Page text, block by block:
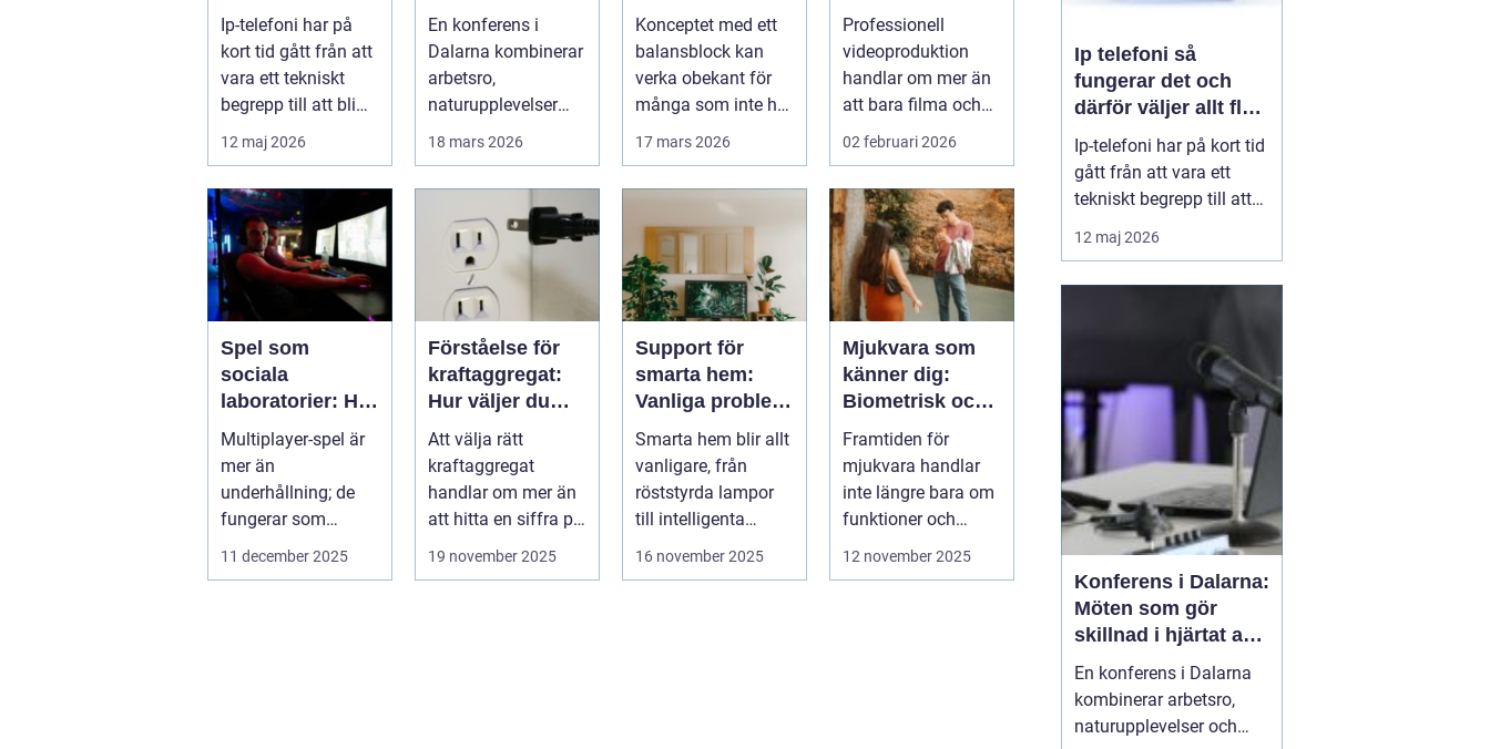
fler företag att
byta
Ip-telefoni har på
kort tid gått från att
vara ett tekniskt
begrepp till att bli
standardlösning
12 maj 2026
i hjärtat av
sverige
En konferens i
Dalarna kombinerar
arbetsro,
naturupplevelser
18 mars 2026
komponent i
industrin
Konceptet med ett
balansblock kan
verka obekant för
många som inte har
17 mars 2026
företag
Professionell
videoproduktion
handlar om mer än
att bara filma och
visa rörliga bilder.
02 februari 2026
Spel som
sociala
laboratorier: Hur
multiplayer-spel
speglar
mänskligt
beteende
Multiplayer-spel är
mer än
underhållning; de
fungerar som
sociala laboratorier
11 december 2025
Förståelse för
kraftaggregat:
Hur väljer du
rätt watt?
Att välja rätt
kraftaggregat
handlar om mer än
att hitta en siffra på
19 november 2025
Support för
smarta hem:
Vanliga problem
med IoT-enheter
Smarta hem blir allt
vanligare, från
röststyrda lampor
till intelligenta
termostater och ...
16 november 2025
Mjukvara som
känner dig:
Biometrisk och
beteendedriven
personalisering
Framtiden för
mjukvara handlar
inte längre bara om
funktioner och
användargränss...
12 november 2025
Ip telefoni så
fungerar det och
därför väljer allt fler
företag att byta
Ip-telefoni har på kort tid
gått från att vara ett
tekniskt begrepp till att
bli standardlösning för
många företag och
många att se över sin
telefoni, men
förändringen öppnar
också för smart...
12 maj 2026
Konferens i Dalarna:
Möten som gör
skillnad i hjärtat av
sverige
En konferens i Dalarna
kombinerar arbetsro,
naturupplevelser och